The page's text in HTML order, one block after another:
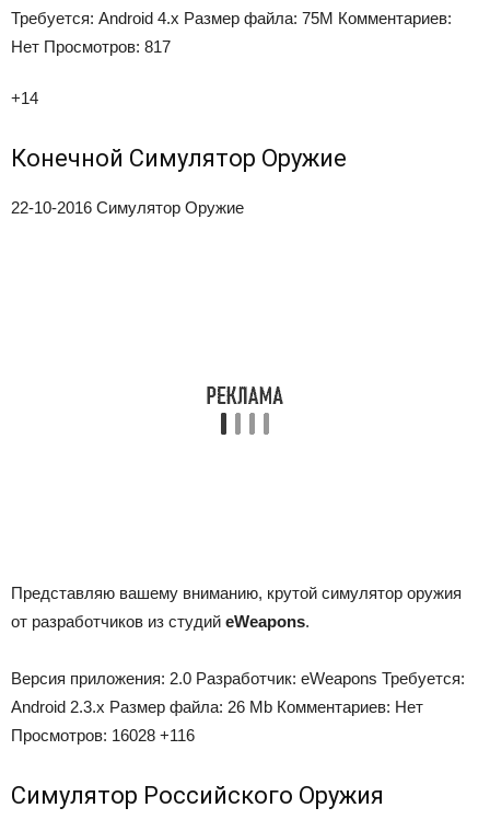
Требуется: Android 4.x Размер файла: 75M Комментариев:
Нет Просмотров: 817
+14
Конечной Симулятор Оружие
22-10-2016 Симулятор Оружие
Представляю вашему вниманию, крутой симулятор оружия
от разработчиков из студий eWeapons.
Версия приложения: 2.0 Разработчик: eWeapons Требуется:
Android 2.3.x Размер файла: 26 Mb Комментариев: Нет
Просмотров: 16028 +116
Симулятор Российского Оружия